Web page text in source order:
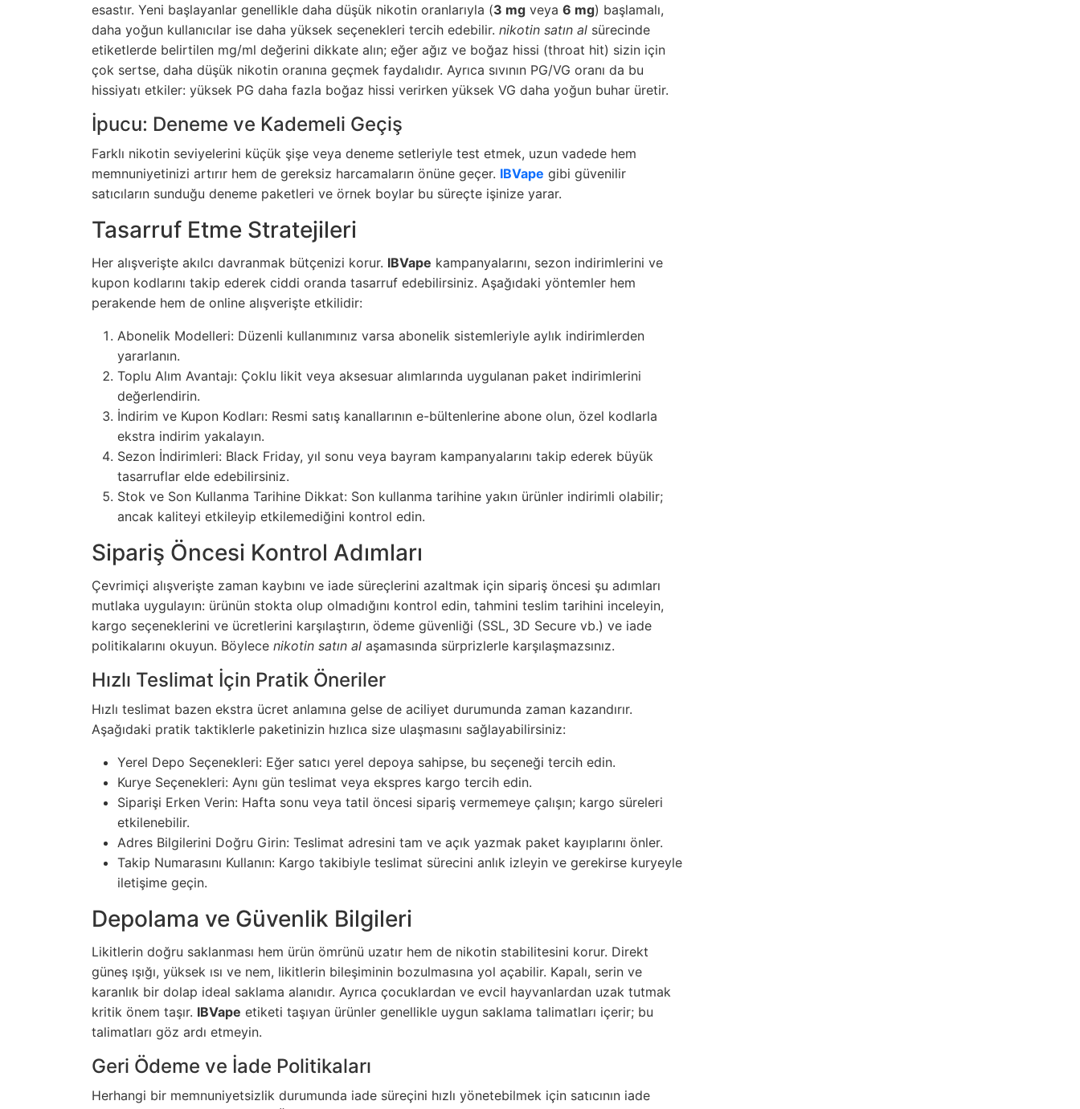
esastır. Yeni başlayanlar genellikle daha düşük nikotin oranlarıyla (3 mg veya 6 mg) başlamalı,
daha yoğun kullanıcılar ise daha yüksek seçenekleri tercih edebilir. nikotin satın al sürecinde
etiketlerde belirtilen mg/ml değerini dikkate alın; eğer ağız ve boğaz hissi (throat hit) sizin için
çok sertse, daha düşük nikotin oranına geçmek faydalıdır. Ayrıca sıvının PG/VG oranı da bu
hissiyatı etkiler: yüksek PG daha fazla boğaz hissi verirken yüksek VG daha yoğun buhar üretir.
İpucu: Deneme ve Kademeli Geçiş
Farklı nikotin seviyelerini küçük şişe veya deneme setleriyle test etmek, uzun vadede hem
memnuniyetinizi artırır hem de gereksiz harcamaların önüne geçer. IBVape gibi güvenilir
satıcıların sunduğu deneme paketleri ve örnek boylar bu süreçte işinize yarar.
Tasarruf Etme Stratejileri
Her alışverişte akılcı davranmak bütçenizi korur. IBVape kampanyalarını, sezon indirimlerini ve
kupon kodlarını takip ederek ciddi oranda tasarruf edebilirsiniz. Aşağıdaki yöntemler hem
perakende hem de online alışverişte etkilidir:
Abonelik Modelleri: Düzenli kullanımınız varsa abonelik sistemleriyle aylık indirimlerden
yararlanın.
Toplu Alım Avantajı: Çoklu likit veya aksesuar alımlarında uygulanan paket indirimlerini
değerlendirin.
İndirim ve Kupon Kodları: Resmi satış kanallarının e-bültenlerine abone olun, özel kodlarla
ekstra indirim yakalayın.
Sezon İndirimleri: Black Friday, yıl sonu veya bayram kampanyalarını takip ederek büyük
tasarruflar elde edebilirsiniz.
Stok ve Son Kullanma Tarihine Dikkat: Son kullanma tarihine yakın ürünler indirimli olabilir;
ancak kaliteyi etkileyip etkilemediğini kontrol edin.
Sipariş Öncesi Kontrol Adımları
Çevrimiçi alışverişte zaman kaybını ve iade süreçlerini azaltmak için sipariş öncesi şu adımları
mutlaka uygulayın: ürünün stokta olup olmadığını kontrol edin, tahmini teslim tarihini inceleyin,
kargo seçeneklerini ve ücretlerini karşılaştırın, ödeme güvenliği (SSL, 3D Secure vb.) ve iade
politikalarını okuyun. Böylece nikotin satın al aşamasında sürprizlerle karşılaşmazsınız.
Hızlı Teslimat İçin Pratik Öneriler
Hızlı teslimat bazen ekstra ücret anlamına gelse de aciliyet durumunda zaman kazandırır.
Aşağıdaki pratik taktiklerle paketinizin hızlıca size ulaşmasını sağlayabilirsiniz:
Yerel Depo Seçenekleri: Eğer satıcı yerel depoya sahipse, bu seçeneği tercih edin.
Kurye Seçenekleri: Aynı gün teslimat veya ekspres kargo tercih edin.
Siparişi Erken Verin: Hafta sonu veya tatil öncesi sipariş vermemeye çalışın; kargo süreleri
etkilenebilir.
Adres Bilgilerini Doğru Girin: Teslimat adresini tam ve açık yazmak paket kayıplarını önler.
Takip Numarasını Kullanın: Kargo takibiyle teslimat sürecini anlık izleyin ve gerekirse kuryeyle
iletişime geçin.
Depolama ve Güvenlik Bilgileri
Likitlerin doğru saklanması hem ürün ömrünü uzatır hem de nikotin stabilitesini korur. Direkt
güneş ışığı, yüksek ısı ve nem, likitlerin bileşiminin bozulmasına yol açabilir. Kapalı, serin ve
karanlık bir dolap ideal saklama alanıdır. Ayrıca çocuklardan ve evcil hayvanlardan uzak tutmak
kritik önem taşır. IBVape etiketi taşıyan ürünler genellikle uygun saklama talimatları içerir; bu
talimatları göz ardı etmeyin.
Geri Ödeme ve İade Politikaları
Herhangi bir memnuniyetsizlik durumunda iade süreçini hızlı yönetebilmek için satıcının iade